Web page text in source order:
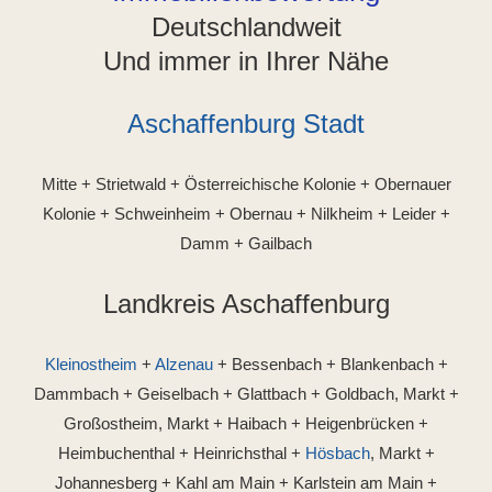
Deutschlandweit
Und immer in Ihrer Nähe
Aschaffenburg Stadt
Mitte + Strietwald + Österreichische Kolonie + Obernauer
Kolonie + Schweinheim + Obernau + Nilkheim + Leider +
Damm + Gailbach
Landkreis Aschaffenburg
Kleinostheim + Alzenau+ Bessenbach + Blankenbach +
Dammbach + Geiselbach + Glattbach + Goldbach, Markt +
Großostheim, Markt + Haibach + Heigenbrücken +
Heimbuchenthal + Heinrichsthal + Hösbach, Markt +
Johannesberg + Kahl am Main + Karlstein am Main +